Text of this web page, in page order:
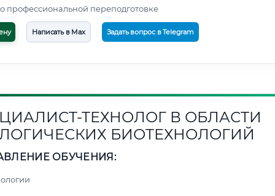
профессиональной переподготовке
Написать в Max Задать вопрос в Telegram
ТЕХНОЛОГ В ОБЛАСТИ
БИОТЕХНОЛОГИЙ
ОБУЧЕНИЯ: